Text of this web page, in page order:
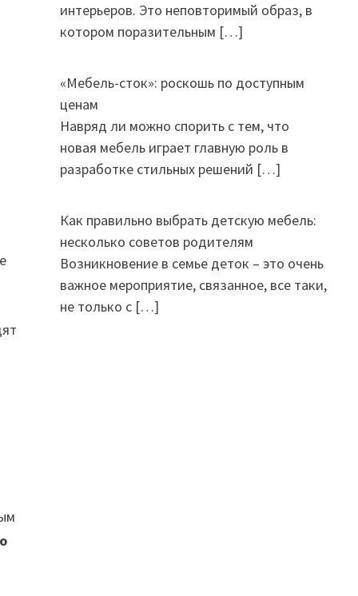
интерьеров. Это неповторимый образ, в
котором поразительным […]
«Мебель-сток»: роскошь по доступным
ценам
Навряд ли можно спорить с тем, что
новая мебель играет главную роль в
разработке стильных решений […]
Как правильно выбрать детскую мебель:
несколько советов родителям
Возникновение в семье деток – это очень
важное мероприятие, связанное, все таки,
не только с […]